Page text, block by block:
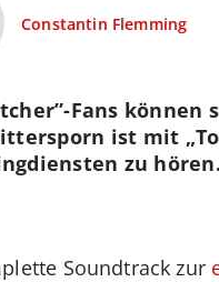
Constantin Flemming
Fans
ist mit
zu
Soundtrack zur